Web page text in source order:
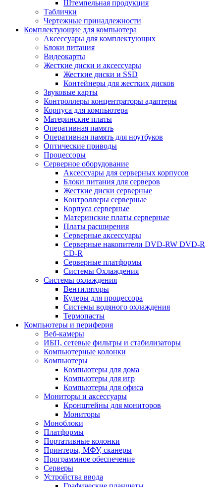
Штемпельная продукция
Таблички
Чертежные принадлежности
Комплектующие для компьютера
Аксессуары для комплектующих
Блоки питания
Видеокарты
Жесткие диски и аксессуары
Жесткие диски и SSD
Контейнеры для жестких дисков
Звуковые карты
Контроллеры концентраторы адаптеры
Корпуса для компьютера
Материнские платы
Оперативная память
Оперативная память для ноутбуков
Оптические приводы
Процессоры
Серверное оборудование
Аксессуары для серверных корпусов
Блоки питания для серверов
Жесткие диски серверные
Контроллеры серверные
Корпуса серверные
Материнские платы серверные
Платы расширения
Серверные аксессуары
Серверные накопители DVD-RW DVD-R
CD-R
Серверные платформы
Системы Охлаждения
Системы охлаждения
Вентиляторы
Кулеры для процессора
Системы водяного охлаждения
Термопасты
Компьютеры и периферия
Веб-камеры
ИБП, сетевые фильтры и стабилизаторы
Компьютерные колонки
Компьютеры
Компьютеры для дома
Компьютеры для игр
Компьютеры для офиса
Мониторы и аксессуары
Кронштейны для мониторов
Мониторы
Моноблоки
Платформы
Портативные колонки
Принтеры, МФУ, сканеры
Программное обеспечение
Серверы
Устройства ввода